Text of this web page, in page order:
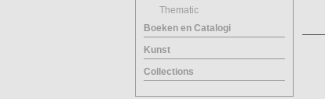
Thematic
Boeken en Catalogi
Kunst
Collections